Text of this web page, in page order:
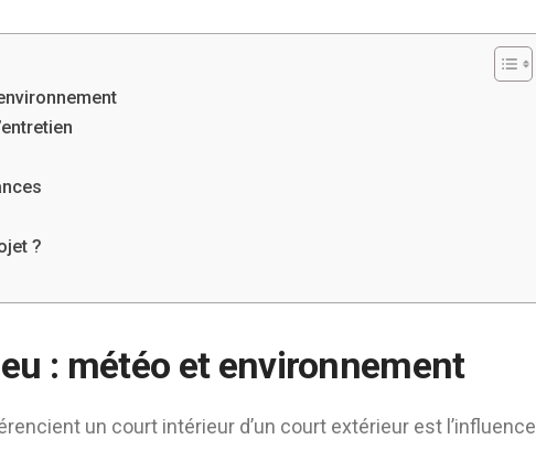
?
: météo et environnement
un court intérieur d’un court extérieur est l’influence